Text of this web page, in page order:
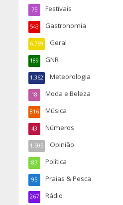
Festivais
75
Gastronomia
543
Geral
6.769
GNR
189
Meteorologia
1.362
Moda e Beleza
18
Música
816
Números
43
Opinião
1.505
Política
87
Praias & Pesca
95
Rádio
267